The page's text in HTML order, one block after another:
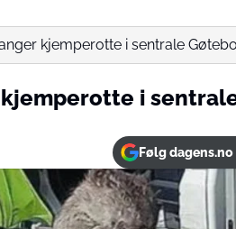
kjemperotte i sentrale
i
Følg